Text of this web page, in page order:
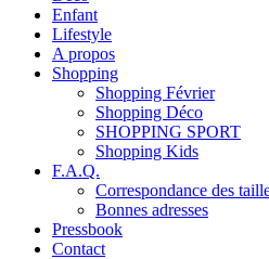
Enfant
Lifestyle
A propos
Shopping
Shopping Février
Shopping Déco
SHOPPING SPORT
Shopping Kids
F.A.Q.
Correspondance des
Bonnes adresses
Pressbook
Contact